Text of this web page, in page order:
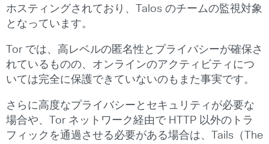
ホスティングされており、Talos のチームの監視対象
となっています。
Tor では、高レベルの匿名性とプライバシーが確保さ
れているものの、オンラインのアクティビティにつ
いては完全に保護できていないのもまた事実です。
さらに高度なプライバシーとセキュリティが必要な
場合や、Tor ネットワーク経由で HTTP 以外のトラ
フィックを通過させる必要がある場合は、Tails（The